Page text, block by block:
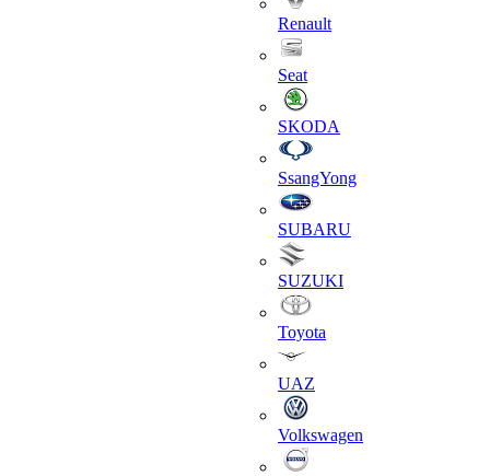
Renault
Seat
SKODA
SsangYong
SUBARU
SUZUKI
Toyota
UAZ
Volkswagen